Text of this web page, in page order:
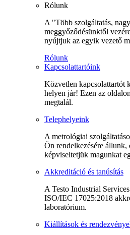
Rólunk
A "Több szolgáltatás,
meggyőződésünktől
nyújtjuk az egyik vezető
Rólunk
Kapcsolattartóink
Közvetlen kapcsolattartót
helyen jár! Ezen az
megtalál.
Telephelyeink
A metrológiai
Ön rendelkezésére állunk,
képviseltetjük magunkat
Akkreditáció és tanúsítás
A Testo Industrial
ISO/IEC 17025:2018
laboratórium.
Kiállítások és